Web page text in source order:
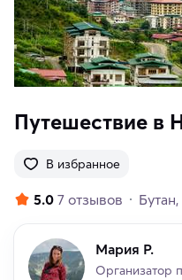
Путешествие в
В избранное
5.0 7 отзывов Бутан
Мария Р.
Организатор